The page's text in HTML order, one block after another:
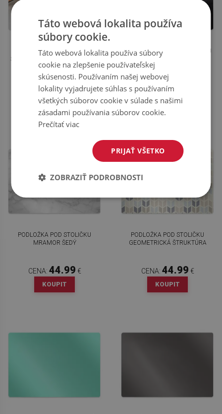
PODLOŽKA POD KANCELÁRSKU
STOLIČKU ABSTRAKTNÉ STUHA
CENA:44.99€
KOUPIT
PODLOŽKA POD KANCELÁRSKU
STOLIČKU ČIERNY PIESOK
CENA:44.99
KOUPIT
PODLOŽKA POD STOLIČKU
MRAMOR ŠEDÝ
CENA: 44.99 €
KOUPIT
PODLOŽKA POD STOLIČKU
GEOMETRICKÁ ŠTRUKTÚRA
CENA: 44.99 €
KOUPIT
Táto webová lokalita používa
súbory cookie.
Táto webová lokalita používa súbory
cookie na zlepšenie používateľskej
skúsenosti. Používaním našej webovej
lokality vyjadrujete súhlas s používaním
všetkých súborov cookie v súlade s našimi
zásadami používania súborov cookie.
Prečítať viac
PRIJAŤ VŠETKO
ZOBRAZIŤ PODROBNOSTI